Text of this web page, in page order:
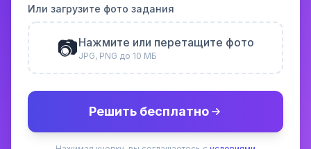
Или загрузите фото задания
📷Нажмите или перетащите фото
JPG, PNG до 10 МБ
Решить бесплатно